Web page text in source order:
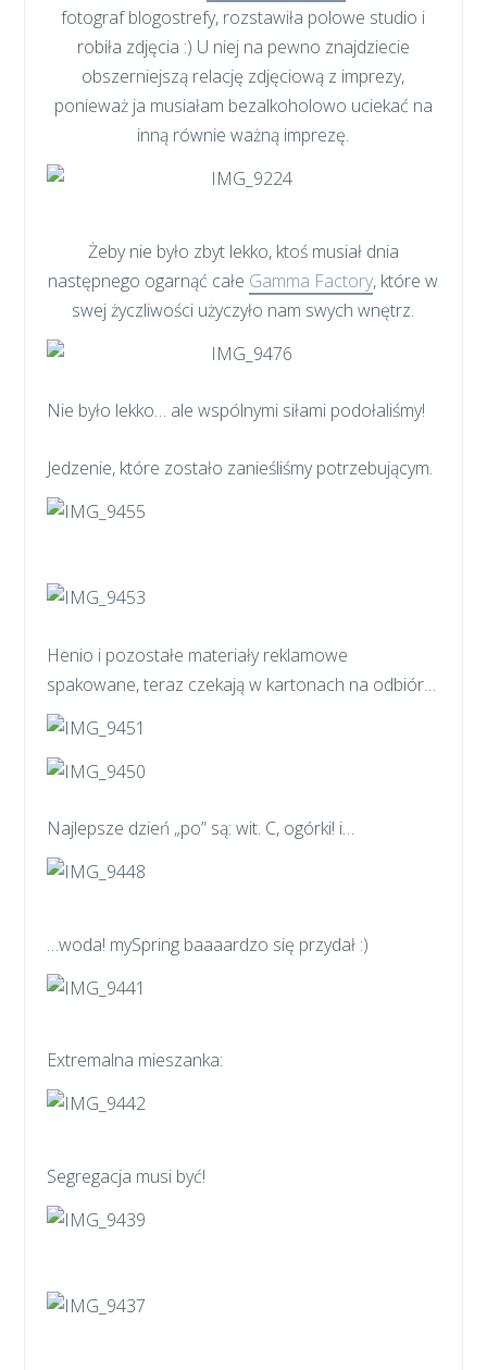
fotograf blogostrefy, rozstawiła polowe studio i
robiła zdjęcia :) U niej na pewno znajdziecie
obszerniejszą relację zdjęciową z imprezy,
ponieważ ja musiałam bezalkoholowo uciekać na
inną równie ważną imprezę.
Żeby nie było zbyt lekko, ktoś musiał dnia
następnego ogarnąć całe Gamma Factory, które w
swej życzliwości użyczyło nam swych wnętrz.
Nie było lekko… ale wspólnymi siłami podołaliśmy!
Jedzenie, które zostało zanieśliśmy potrzebującym.
Henio i pozostałe materiały reklamowe
spakowane, teraz czekają w kartonach na odbiór…
Najlepsze dzień „po” są: wit. C, ogórki! i…
…woda! mySpring baaaardzo się przydał :)
Extremalna mieszanka:
Segregacja musi być!